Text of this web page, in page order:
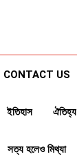
CONTACT US
ইতিহাস ঐতিহ্য
সত্য হলেও মিথ্যা